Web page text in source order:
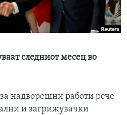
следниот месец во
надворешни работи рече
и загрижувачки